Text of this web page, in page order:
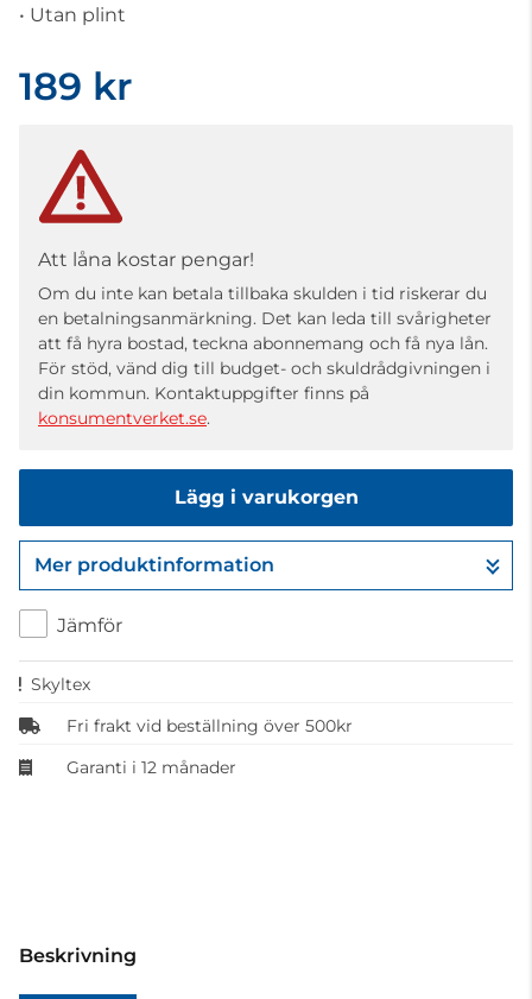
• Utan plint
189 kr
Att låna kostar pengar!
Om du inte kan betala tillbaka skulden i tid riskerar du
en betalningsanmärkning. Det kan leda till svårigheter
att få hyra bostad, teckna abonnemang och få nya lån.
För stöd, vänd dig till budget- och skuldrådgivningen i
din kommun. Kontaktuppgifter finns på
konsumentverket.se.
Lägg i varukorgen
Gå till kassan
Mer produktinformation
Jämför
Skyltex
Fri frakt vid beställning över 500kr
Garanti i 12 månader
Beskrivning